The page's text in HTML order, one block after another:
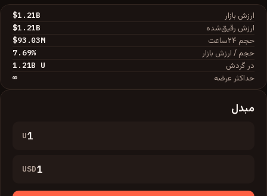
ارزش بازار $1.21B
ارزش رقیق‌شده $1.21B
حجم ۲۴ساعت $93.03M
حجم / ارزش بازار 7.69%
در گردش 1.21B U
حداکثر عرضه ∞
مبدل
U
USD